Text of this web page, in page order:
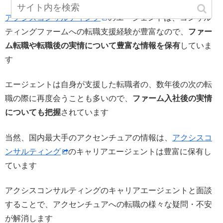
アクシスコンサルティング
のエージェントは、コンサル
ティングファームへの転職支援経験が豊富なので、 ファー
ム転職や転職後の実情について豊富な情報を保有していま
す
エージェントは自身が支援した転職者の、数年後の次の転
職の際に再度会うことも多いので、 ファーム入社後の実情
についても把握されています
当然、国内最大手のアクセンチュアの情報は、 アクシスコ
ンサルティング
のキャリアエージェントは豊富に保有し
ています
アクシスコンサルティングのキャリアエージェントと面談
することで、アクセンチュアへの転職の様々な疑問・不安
が解消します